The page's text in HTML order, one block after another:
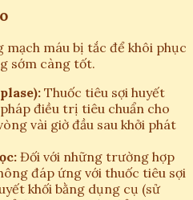
máu bị tắc để khôi phục
sớm càng tốt.
Thuốc tiêu sợi huyết
điều trị tiêu chuẩn cho
vài giờ đầu sau khởi phát
Đối với những trường hợp
đáp ứng với thuốc tiêu sợi
khối bằng dụng cụ (sử